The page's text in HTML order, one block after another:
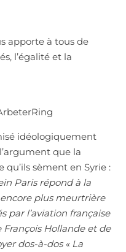
apporte à tous de
l’égalité et la
idéologiquement
que la
qu’ils sèment en Syrie :
Paris répond à la
plus meurtrière
par l’aviation française
François Hollande et de
dos-à-dos « La